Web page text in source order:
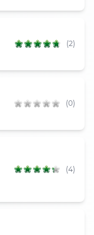
(2)
(0)
(4)